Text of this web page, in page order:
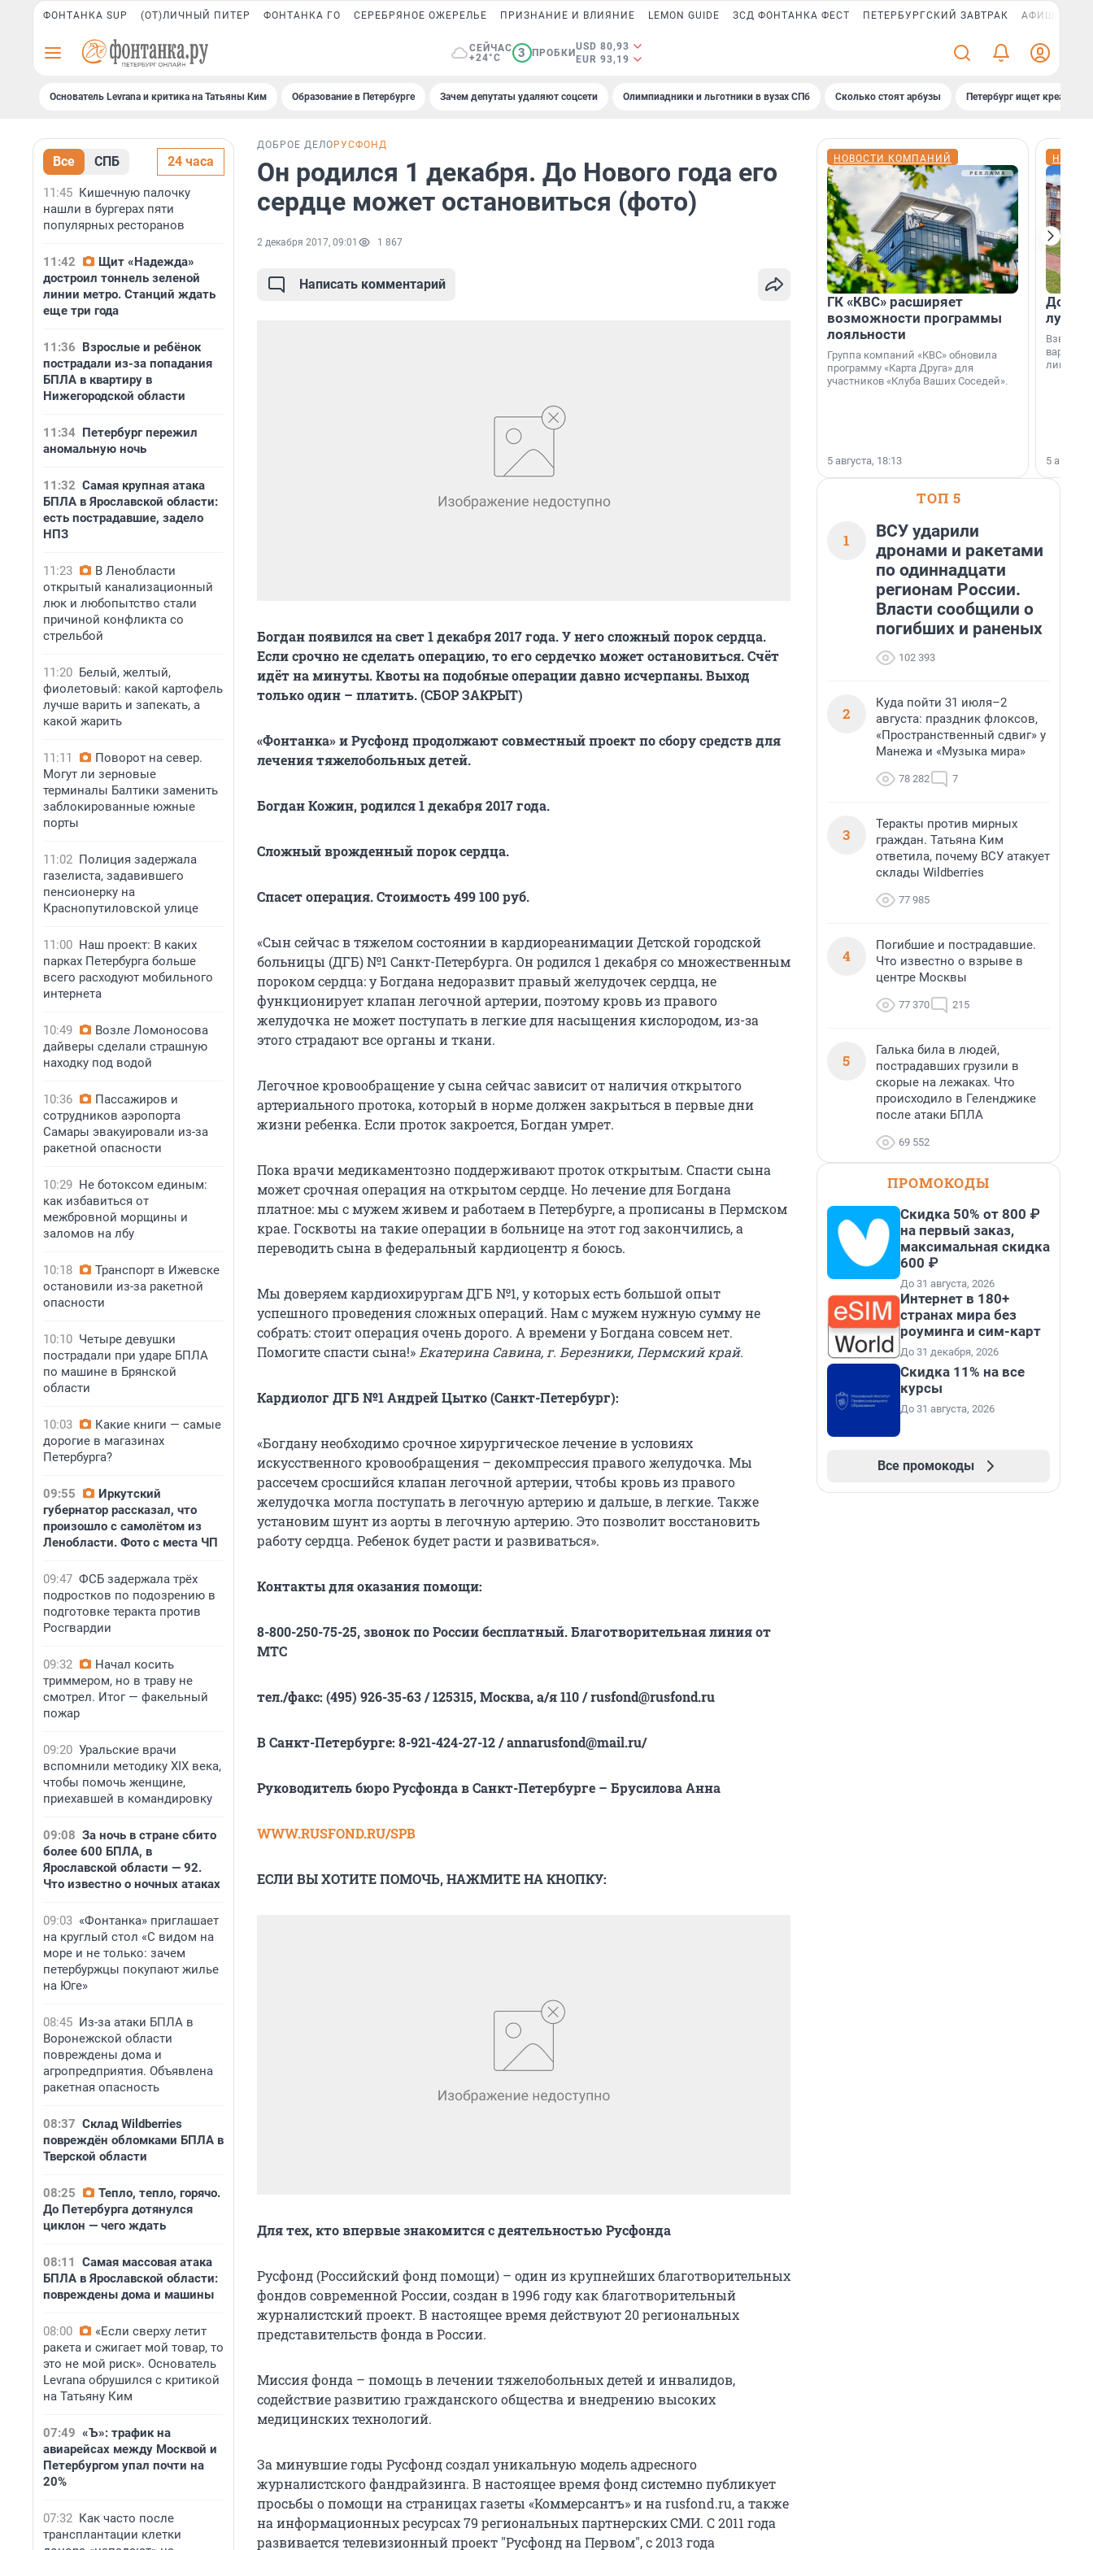
ФОНТАНКА SUP (ОТ)ЛИЧНЫЙ ПИТЕР ФОНТАНКА ГО СЕРЕБРЯНОЕ ОЖЕРЕЛЬЕ ПРИЗНАНИЕ И ВЛИЯНИЕ LEMON GUIDE ЗСД ФОНТАНКА ФЕСТ ПЕТЕРБУРГСКИЙ ЗАВТРАК АФИША PLUS
СЕЙЧАС
+24°C
3 ПРОБКИ
USD 80,93
EUR 93,19
Основатель Levrana и критика на Татьяны Ким Образование в Петербурге Зачем депутаты удаляют соцсети Олимпиадники и льготники в вузах СПб Сколько стоят арбузы Петербург ищет креатив
Все СПБ 24 часа
11:45 Кишечную палочку
нашли в бургерах пяти
популярных ресторанов
11:42
Щит «Надежда»
достроил тоннель зеленой
линии метро. Станций ждать
еще три года
11:36 Взрослые и ребёнок
пострадали из-за попадания
БПЛА в квартиру в
Нижегородской области
11:34 Петербург пережил
аномальную ночь
11:32 Самая крупная атака
БПЛА в Ярославской области:
есть пострадавшие, задело
НПЗ
11:23
В Ленобласти
открытый канализационный
люк и любопытство стали
причиной конфликта со
стрельбой
11:20 Белый, желтый,
фиолетовый: какой картофель
лучше варить и запекать, а
какой жарить
11:11
Поворот на север.
Могут ли зерновые
терминалы Балтики заменить
заблокированные южные
порты
11:02 Полиция задержала
газелиста, задавившего
пенсионерку на
Краснопутиловской улице
11:00 Наш проект: В каких
парках Петербурга больше
всего расходуют мобильного
интернета
10:49
Возле Ломоносова
дайверы сделали страшную
находку под водой
10:36
Пассажиров и
сотрудников аэропорта
Самары эвакуировали из-за
ракетной опасности
10:29 Не ботоксом единым:
как избавиться от
межбровной морщины и
заломов на лбу
10:18
Транспорт в Ижевске
остановили из-за ракетной
опасности
10:10 Четыре девушки
пострадали при ударе БПЛА
по машине в Брянской
области
10:03
Какие книги — самые
дорогие в магазинах
Петербурга?
09:55
Иркутский
губернатор рассказал, что
произошло с самолётом из
Ленобласти. Фото с места ЧП
09:47 ФСБ задержала трёх
подростков по подозрению в
подготовке теракта против
Росгвардии
09:32
Начал косить
триммером, но в траву не
смотрел. Итог — факельный
пожар
09:20 Уральские врачи
вспомнили методику XIX века,
чтобы помочь женщине,
приехавшей в командировку
09:08 За ночь в стране сбито
более 600 БПЛА, в
Ярославской области — 92.
Что известно о ночных атаках
09:03 «Фонтанка» приглашает
на круглый стол «С видом на
море и не только: зачем
петербуржцы покупают жилье
на Юге»
08:45 Из-за атаки БПЛА в
Воронежской области
повреждены дома и
агропредприятия. Объявлена
ракетная опасность
08:37 Склад Wildberries
повреждён обломками БПЛА в
Тверской области
08:25
Тепло, тепло, горячо.
До Петербурга дотянулся
циклон — чего ждать
08:11
Самая массовая атака
БПЛА в Ярославской области:
повреждены дома и машины
08:00
«Если сверху летит
ракета и сжигает мой товар, то
это не мой риск». Основатель
Levrana обрушился с критикой
на Татьяну Ким
07:49 «Ъ»: трафик на
авиарейсах между Москвой и
Петербургом упал почти на
20%
07:32 Как часто после
трансплантации клетки
ДОБРОЕ ДЕЛО РУСФОНД
Он родился 1 декабря. До Нового года его
сердце может остановиться (фото)
2 декабря 2017, 09:01 1 867
Написать комментарий
Богдан появился на свет 1 декабря 2017 года. У него сложный порок сердца.
Если срочно не сделать операцию, то его сердечко может остановиться. Счёт
идёт на минуты. Квоты на подобные операции давно исчерпаны. Выход
только один – платить. (СБОР ЗАКРЫТ)
«Фонтанка» и Русфонд продолжают совместный проект по сбору средств для
лечения тяжелобольных детей.
Богдан Кожин, родился 1 декабря 2017 года.
Сложный врожденный порок сердца.
Спасет операция. Стоимость 499 100 руб.
«Сын сейчас в тяжелом состоянии в кардиореанимации Детской городской
больницы (ДГБ) №1 Санкт-Петербурга. Он родился 1 декабря со множественным
пороком сердца: у Богдана недоразвит правый желудочек сердца, не
функционирует клапан легочной артерии, поэтому кровь из правого
желудочка не может поступать в легкие для насыщения кислородом, из-за
этого страдают все органы и ткани.
Легочное кровообращение у сына сейчас зависит от наличия открытого
артериального протока, который в норме должен закрыться в первые дни
жизни ребенка. Если проток закроется, Богдан умрет.
Пока врачи медикаментозно поддерживают проток открытым. Спасти сына
может срочная операция на открытом сердце. Но лечение для Богдана
платное: мы с мужем живем и работаем в Петербурге, а прописаны в Пермском
крае. Госквоты на такие операции в больнице на этот год закончились, а
переводить сына в федеральный кардиоцентр я боюсь.
Мы доверяем кардиохирургам ДГБ №1, у которых есть большой опыт
успешного проведения сложных операций. Нам с мужем нужную сумму не
собрать: стоит операция очень дорого. А времени у Богдана совсем нет.
Помогите спасти сына!» Екатерина Савина, г. Березники, Пермский край.
Кардиолог ДГБ №1 Андрей Цытко (Санкт-Петербург):
«Богдану необходимо срочное хирургическое лечение в условиях
искусственного кровообращения – декомпрессия правого желудочка. Мы
рассечем сросшийся клапан легочной артерии, чтобы кровь из правого
желудочка могла поступать в легочную артерию и дальше, в легкие. Также
установим шунт из аорты в легочную артерию. Это позволит восстановить
работу сердца. Ребенок будет расти и развиваться».
Контакты для оказания помощи:
8-800-250-75-25, звонок по России бесплатный. Благотворительная линия от
МТС
тел./факс: (495) 926-35-63 / 125315, Москва, а/я 110 / rusfond@rusfond.ru
В Санкт-Петербурге: 8-921-424-27-12 / annarusfond@mail.ru/
Руководитель бюро Русфонда в Санкт-Петербурге – Брусилова Анна
WWW.RUSFOND.RU/SPB
ЕСЛИ ВЫ ХОТИТЕ ПОМОЧЬ, НАЖМИТЕ НА КНОПКУ:
Для тех, кто впервые знакомится с деятельностью Русфонда
Русфонд (Российский фонд помощи) – один из крупнейших благотворительных
фондов современной России, создан в 1996 году как благотворительный
журналистский проект. В настоящее время действуют 20 региональных
представительств фонда в России.
Миссия фонда – помощь в лечении тяжелобольных детей и инвалидов,
содействие развитию гражданского общества и внедрению высоких
медицинских технологий.
За минувшие годы Русфонд создал уникальную модель адресного
журналистского фандрайзинга. В настоящее время фонд системно публикует
просьбы о помощи на страницах газеты «Коммерсантъ» и на rusfond.ru, а также
на информационных ресурсах 79 региональных партнерских СМИ. С 2011 года
развивается телевизионный проект "Русфонд на Первом", с 2013 года
НОВОСТИ КОМПАНИЙ
ГК «КВС» расширяет
возможности программы
лояльности
Группа компаний «КВС» обновила
программу «Карта Друга» для
участников «Клуба Ваших Соседей».
5 августа, 18:13
Дом
лучше
лишнего
5
ТОП 5
1
ВСУ ударили
дронами и ракетами
по одиннадцати
регионам России.
Власти сообщили о
погибших и раненых
102 393
2
Куда пойти 31 июля–2
августа: праздник флоксов,
«Пространственный сдвиг» у
Манежа и «Музыка мира»
78 282 7
3
Теракты против мирных
граждан. Татьяна Ким
ответила, почему ВСУ атакует
склады Wildberries
77 985
4
Погибшие и пострадавшие.
Что известно о взрыве в
центре Москвы
77 370 215
5
Галька била в людей,
пострадавших грузили в
скорые на лежаках. Что
происходило в Геленджике
после атаки БПЛА
69 552
ПРОМОКОДЫ
Скидка 50% от 800 ₽
на первый заказ,
максимальная скидка
600 ₽
До 31 августа, 2026
Интернет в 180+
странах мира без
роуминга и сим-карт
До 31 декабря, 2026
Скидка 11% на все
курсы
До 31 августа, 2026
Все промокоды